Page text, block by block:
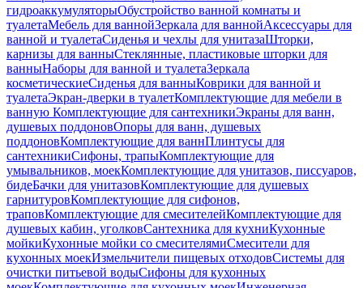
гидроаккумуляторыОбустройство ванной комнаты и
туалетаМебель для ваннойЗеркала для ваннойАксессуары для
ванной и туалетаСиденья и чехлы для унитазаШторки,
карнизы для ванныСтеклянные, пластиковые шторки для
ванныНаборы для ванной и туалетаЗеркала
косметическиеСиденья для ванныКоврики для ванной и
туалетаЭкран-дверки в туалетКомплектующие для мебели в
ванную Комплектующие для сантехникиЭкраны для ванн,
душевых поддоновОпоры для ванн, душевых
поддоновКомплектующие для ваннПлинтусы для
сантехникиСифоны, трапыКомплектующие для
умывальников, моекКомплектующие для унитазов, писсуаров,
бидеБачки для унитазовКомплектующие для душевых
гарнитуровКомплектующие для сифонов,
траповКомплектующие для смесителейКомплектующие для
душевых кабин, уголковСантехника для кухниКухонные
мойкиКухонные мойки со смесителямиСмесители для
кухонных моекИзмельчители пищевых отходовСистемы для
очистки питьевой водыСифоны для кухонных